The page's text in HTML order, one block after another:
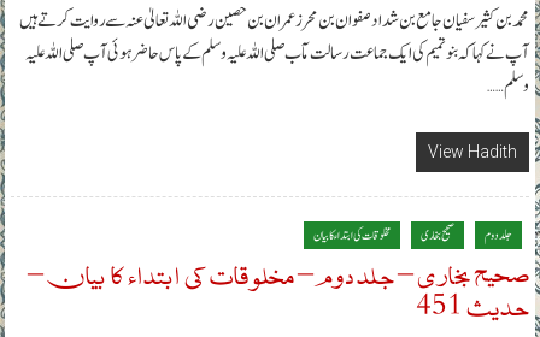
محمد بن کثیر سفیان جامع بن شداد صفوان بن محرز عمران بن حصین رضی اللہ تعالیٰ عنہ سے روایت کرتے ہیں
آپ نے کہا کہ بنو تمیم کی ایک جماعت رسالت مآب صلی اللہ علیہ وسلم کے پاس حاضر ہوئی آپ صلی اللہ علیہ
وسلم……
View Hadith
جلد دوم صحیح بخاری مخلوقات کی ابتداء کا بیان
صحیح بخاری – جلد دوم – مخلوقات کی ابتداء کا بیان –
حدیث 451